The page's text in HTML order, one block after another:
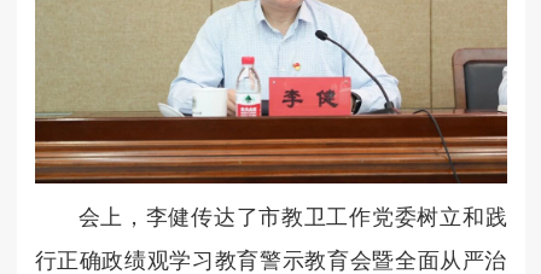
会上，李健传达了市教卫工作党委树立和践
行正确政绩观学习教育警示教育会暨全面从严治